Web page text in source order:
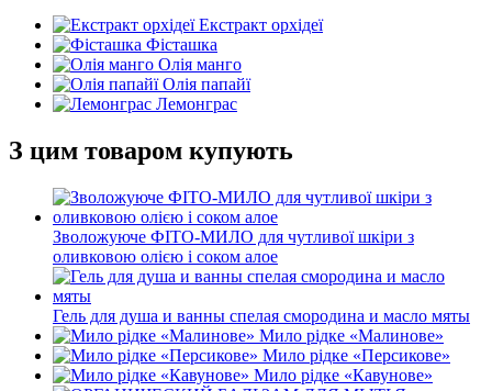
Екстракт орхідеї
Фісташка
Олія манго
Олія папайї
Лемонграс
З цим товаром купують
Зволожуюче ФІТО-МИЛО для чутливої шкіри з
оливковою олією і соком алое
Гель для душа и ванны спелая смородина и масло мяты
Мило рідке «Малинове»
Мило рідке «Персикове»
Мило рідке «Кавунове»